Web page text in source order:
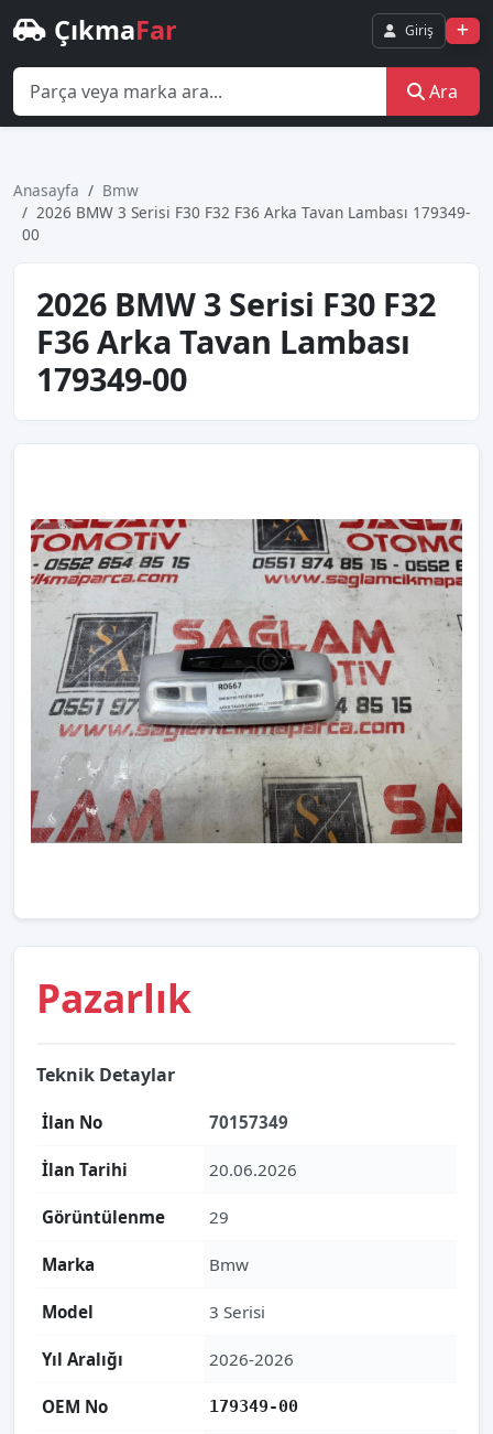
ÇıkmaFar Giriş
Ara
Anasayfa
Bmw
2026 BMW 3 Serisi F30 F32 F36 Arka Tavan Lambası 179349-
00
2026 BMW 3 Serisi F30 F32
F36 Arka Tavan Lambası
179349-00
Pazarlık
Teknik Detaylar
İlan No 70157349
İlan Tarihi 20.06.2026
Görüntülenme 29
Marka Bmw
Model 3 Serisi
Yıl Aralığı 2026-2026
OEM No 179349-00